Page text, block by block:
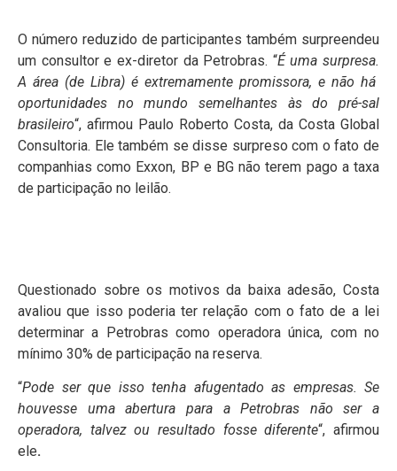
O número reduzido de participantes também surpreendeu
um consultor e ex-diretor da Petrobras. “É uma surpresa.
A área (de Libra) é extremamente promissora, e não há
oportunidades no mundo semelhantes às do pré-sal
brasileiro“, afirmou Paulo Roberto Costa, da Costa Global
Consultoria. Ele também se disse surpreso com o fato de
companhias como Exxon, BP e BG não terem pago a taxa
de participação no leilão.
Questionado sobre os motivos da baixa adesão, Costa
avaliou que isso poderia ter relação com o fato de a lei
determinar a Petrobras como operadora única, com no
mínimo 30% de participação na reserva.
“Pode ser que isso tenha afugentado as empresas. Se
houvesse uma abertura para a Petrobras não ser a
operadora, talvez ou resultado fosse diferente“, afirmou
ele.